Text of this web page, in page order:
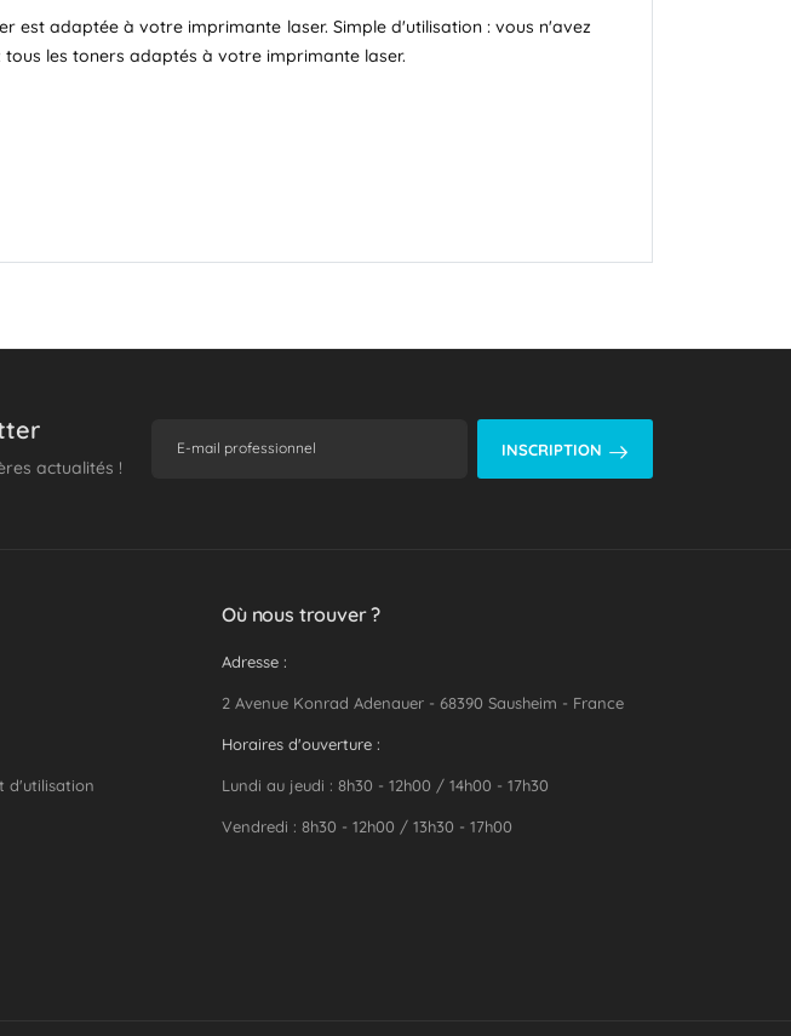
est adaptée à votre imprimante laser. Simple d'utilisation : vous n'avez
les toners adaptés à votre imprimante laser.
actualités !
INSCRIPTION
d'utilisation
Où nous trouver ?
Adresse :
2 Avenue Konrad Adenauer - 68390 Sausheim - France
Horaires d'ouverture :
Lundi au jeudi : 8h30 - 12h00 / 14h00 - 17h30
Vendredi : 8h30 - 12h00 / 13h30 - 17h00